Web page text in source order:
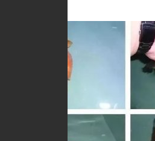
金鱼立鳞病：病因
1小时前
金毛快生产前有什
1小时前
血鹦鹉鱼的正确养